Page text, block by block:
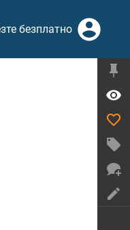
безплатно